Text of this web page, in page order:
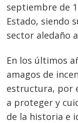
septiembre de
Estado, siendo
sector aledaño
En los últimos
amagos de
estructura, por
a proteger y
de la historia e